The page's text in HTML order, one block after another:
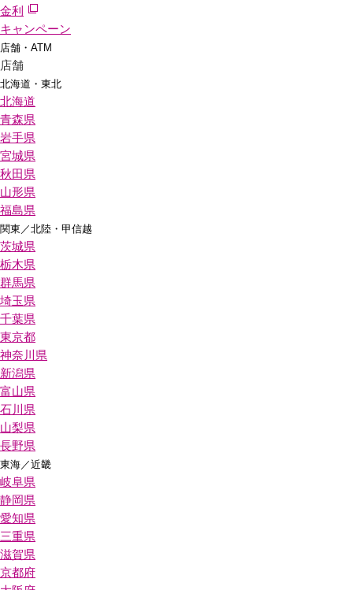
金利
キャンペーン
店舗・ATM
店舗
北海道・東北
北海道
青森県
岩手県
宮城県
秋田県
山形県
福島県
関東／北陸・甲信越
茨城県
栃木県
群馬県
埼玉県
千葉県
東京都
神奈川県
新潟県
富山県
石川県
山梨県
長野県
東海／近畿
岐阜県
静岡県
愛知県
三重県
滋賀県
京都府